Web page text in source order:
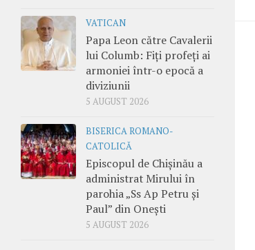
VATICAN
Papa Leon către Cavalerii
lui Columb: Fiți profeți ai
armoniei într-o epocă a
diviziunii
5 AUGUST 2026
BISERICA ROMANO-
CATOLICĂ
Episcopul de Chișinău a
administrat Mirului în
parohia „Ss Ap Petru și
Paul” din Onești
5 AUGUST 2026